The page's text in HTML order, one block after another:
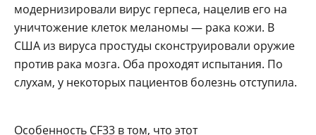
модернизировали вирус герпеса, нацелив его на
уничтожение клеток меланомы — рака кожи. В
США из вируса простуды сконструировали оружие
против рака мозга. Оба проходят испытания. По
слухам, у некоторых пациентов болезнь отступила.
Особенность CF33 в том, что этот